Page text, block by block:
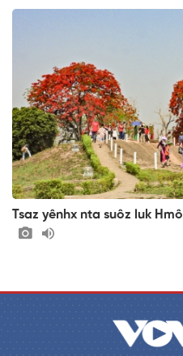
Tsaz yênhx nta suôz luk